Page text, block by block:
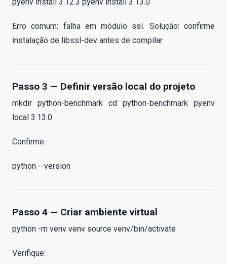
Erro comum: falha em módulo ssl. Solução: confirme
instalação de libssl-dev antes de compilar.
Passo 3 — Definir versão local do projeto
mkdir python-benchmark cd python-benchmark pyenv
local 3.13.0
Confirme:
python --version
Passo 4 — Criar ambiente virtual
python -m venv venv source venv/bin/activate
Verifique: